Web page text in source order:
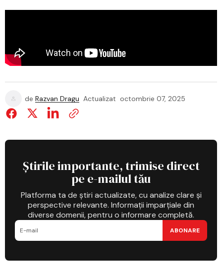
de Razvan Dragu Actualizat octombrie 07, 2025
Știrile importante, trimise direct
pe e-mailul tău
Platforma ta de știri actualizate, cu analize clare și
perspective relevante. Informații imparțiale din
diverse domenii, pentru o informare completă.
ABONARE